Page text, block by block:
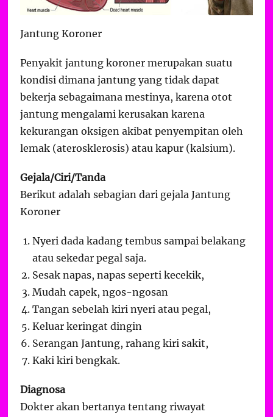
Jantung Koroner
Penyakit jantung koroner merupakan suatu
kondisi dimana jantung yang tidak dapat
bekerja sebagaimana mestinya, karena otot
jantung mengalami kerusakan karena
kekurangan oksigen akibat penyempitan oleh
lemak (aterosklerosis) atau kapur (kalsium).
Gejala/Ciri/Tanda
Berikut adalah sebagian dari gejala Jantung
Koroner
Nyeri dada kadang tembus sampai belakang
atau sekedar pegal saja.
Sesak napas, napas seperti kecekik,
Mudah capek, ngos-ngosan
Tangan sebelah kiri nyeri atau pegal,
Keluar keringat dingin
Serangan Jantung, rahang kiri sakit,
Kaki kiri bengkak.
Diagnosa
Dokter akan bertanya tentang riwayat